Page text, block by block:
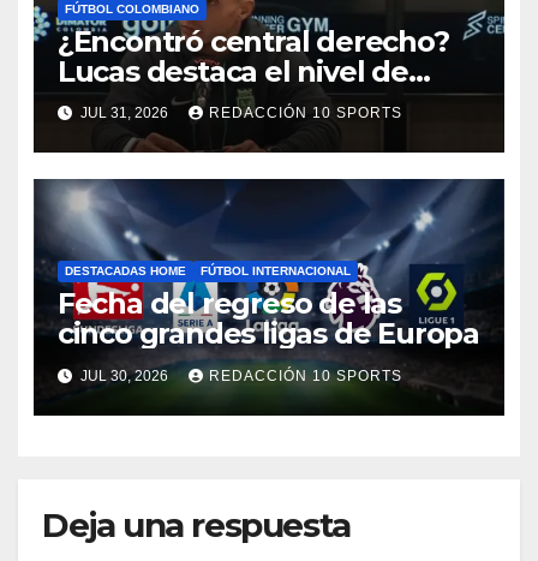
FÚTBOL COLOMBIANO
¿Encontró central derecho?
Lucas destaca el nivel de
Néider Parra
JUL 31, 2026 REDACCIÓN 10 SPORTS
DESTACADAS HOME FÚTBOL INTERNACIONAL
Fecha del regreso de las
cinco grandes ligas de Europa
JUL 30, 2026 REDACCIÓN 10 SPORTS
Deja una respuesta